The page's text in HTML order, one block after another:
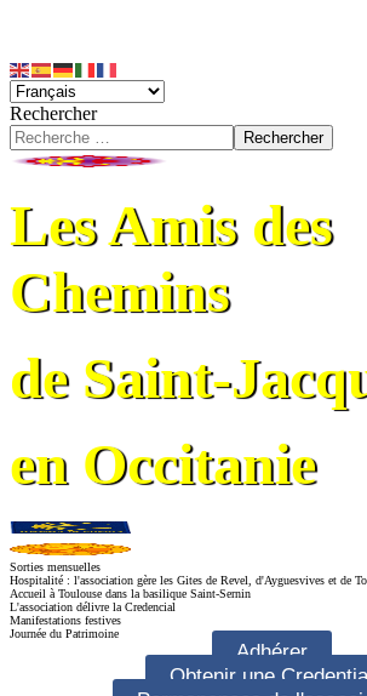
Rechercher
Rechercher
Les Amis des
Chemins
de Saint-
en Occitanie
Sorties mensuelles
Hospitalité : l'association gère les Gites de Revel, d'Ayguesvives et de
Accueil à Toulouse dans la basilique Saint-Sernin
L'association délivre la Credencial
Manifestations festives
Journée du Patrimoine
Adhérer
Obtenir une